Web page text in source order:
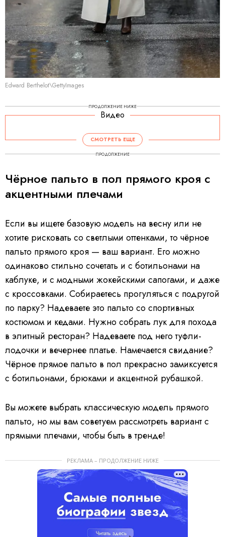
Edward Berthelot\GettyImages
ПРОДОЛЖЕНИЕ НИЖЕ
Видео
СМОТРЕТЬ ЕЩЕ
ПРОДОЛЖЕНИЕ
Чёрное пальто в пол прямого кроя с
акцентными плечами
Если вы ищете базовую модель на весну или не
хотите рисковать со светлыми оттенками, то чёрное
пальто прямого кроя — ваш вариант. Его можно
одинаково стильно сочетать и с ботильонами на
каблуке, и с модными жокейскими сапогами, и даже
с кроссовками. Собираетесь прогуляться с подругой
по парку? Надеваете это пальто со спортивных
костюмом и кедами. Нужно собрать лук для похода
в элитный ресторан? Надеваете под него туфли-
лодочки и вечернее платье. Намечается свидание?
Чёрное прямое пальто в пол прекрасно замиксуется
с ботильонами, брюками и акцентной рубашкой.
Вы можете выбрать классическую модель прямого
пальто, но мы вам советуем рассмотреть вариант с
прямыми плечами, чтобы быть в тренде!
РЕКЛАМА – ПРОДОЛЖЕНИЕ НИЖЕ